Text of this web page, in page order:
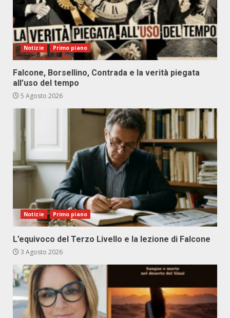
Notizie Primo piano
Falcone, Borsellino, Contrada e la verità piegata
all’uso del tempo
5 Agosto 2026
Notizie Primo piano
L’equivoco del Terzo Livello e la lezione di Falcone
3 Agosto 2026